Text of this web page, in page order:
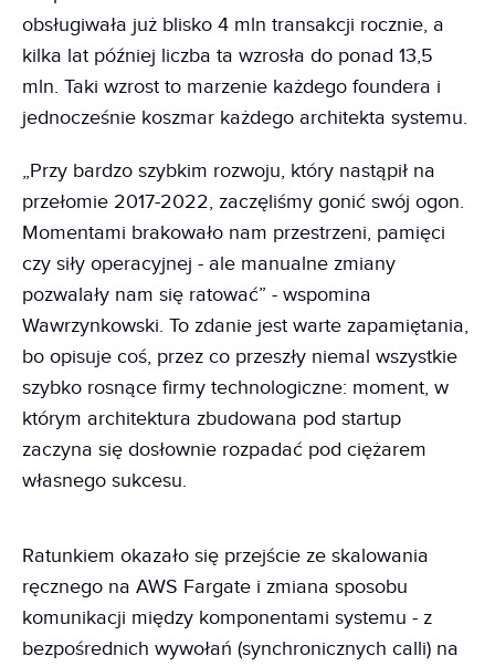
obsługiwała już blisko 4 mln transakcji rocznie, a
kilka lat później liczba ta wzrosła do ponad 13,5
mln. Taki wzrost to marzenie każdego foundera i
jednocześnie koszmar każdego architekta systemu.
„Przy bardzo szybkim rozwoju, który nastąpił na
przełomie 2017-2022, zaczęliśmy gonić swój ogon.
Momentami brakowało nam przestrzeni, pamięci
czy siły operacyjnej - ale manualne zmiany
pozwalały nam się ratować” - wspomina
Wawrzynkowski. To zdanie jest warte zapamiętania,
bo opisuje coś, przez co przeszły niemal wszystkie
szybko rosnące firmy technologiczne: moment, w
którym architektura zbudowana pod startup
zaczyna się dosłownie rozpadać pod ciężarem
własnego sukcesu.
Ratunkiem okazało się przejście ze skalowania
ręcznego na AWS Fargate i zmiana sposobu
komunikacji między komponentami systemu - z
bezpośrednich wywołań (synchronicznych calli) na